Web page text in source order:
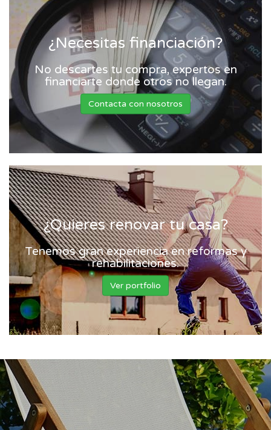
¿Necesitas financiación?
No descartes tu compra, expertos en
financiarte donde otros no llegan.
Contacta con nosotros
¿Quieres renovar tu casa?
Tenemos gran experiencia en reformas y
rehabilitaciones.
Ver portfolio